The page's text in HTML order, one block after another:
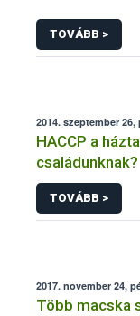
TOVÁBB >
2014. szeptember 26,
HACCP a
családunknak?
TOVÁBB >
2017. november 24,
Több macska